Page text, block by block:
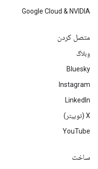
Google Cloud & NVIDIA
متصل کردن
وبلاگ
Bluesky
Instagram
LinkedIn
‫X (توییتر)
YouTube
ساخت